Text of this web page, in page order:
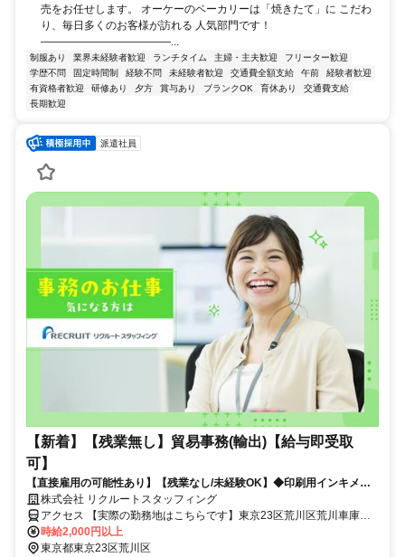
売をお任せします。 オーケーのベーカリーは「焼きたて」に こだわ
り、毎日多くのお客様が訪れる 人気部門です！
――――――――――――...
制服あり 業界未経験者歓迎 ランチタイム 主婦・主夫歓迎
フリーター歓迎
学歴不問
固定時間制 経験不問 未経験者歓迎 交通費全額支給 午前
経験者歓迎
有資格者歓迎
研修あり 夕方 賞与あり ブランクOK 育休あり
交通費支給
長期歓迎
派遣社員
【新着】【残業無し】貿易事務(輸出)【給与即受取
可】
【直接雇用の可能性あり】【残業なし/未経験OK】◆印刷用インキメー
カーで貿易に関わる事務のお仕事◆
株式会社 リクルートスタッフィング
アクセス 【実際の勤務地はこちらです】東京23区荒川区荒川車庫前
駅徒歩2分尾久駅徒歩10分
時給2,000円以上
東京都東京23区荒川区